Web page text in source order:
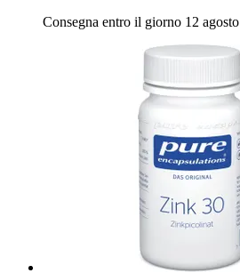
Consegna entro il giorno 12 agosto